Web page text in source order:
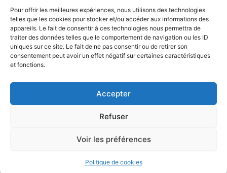
Pour offrir les meilleures expériences, nous utilisons des technologies
telles que les cookies pour stocker et/ou accéder aux informations des
appareils. Le fait de consentir à ces technologies nous permettra de
traiter des données telles que le comportement de navigation ou les ID
uniques sur ce site. Le fait de ne pas consentir ou de retirer son
consentement peut avoir un effet négatif sur certaines caractéristiques
et fonctions.
Accepter
Refuser
Voir les préférences
Politique de cookies
Partenaires :
LaMaisonDuDonut
LaBelleBiere
Copyright © 2026 La Renverse | Propulsé par